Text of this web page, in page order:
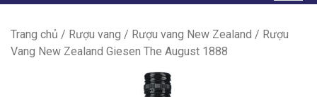
Trang chủ / Rượu vang / Rượu vang New Zealand / Rượu
Vang New Zealand Giesen The August 1888